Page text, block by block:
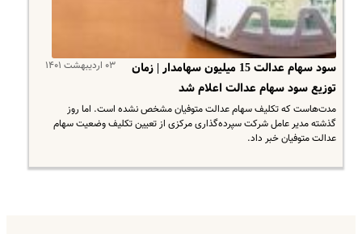
۰۳ اردیبهشت ۱۴۰۱
سود سهام عدالت 15 میلیون سهامدار | زمان
توزیع سود سهام عدالت اعلام شد
مدت‌هاست که تکلیف سهام عدالت متوفیان مشخص نشده است. اما روز
گذشته مدیر عامل شرکت سپرده‌گذاری مرکزی از تعیین تکلیف وضعیت سهام
عدالت متوفیان خبر داد.